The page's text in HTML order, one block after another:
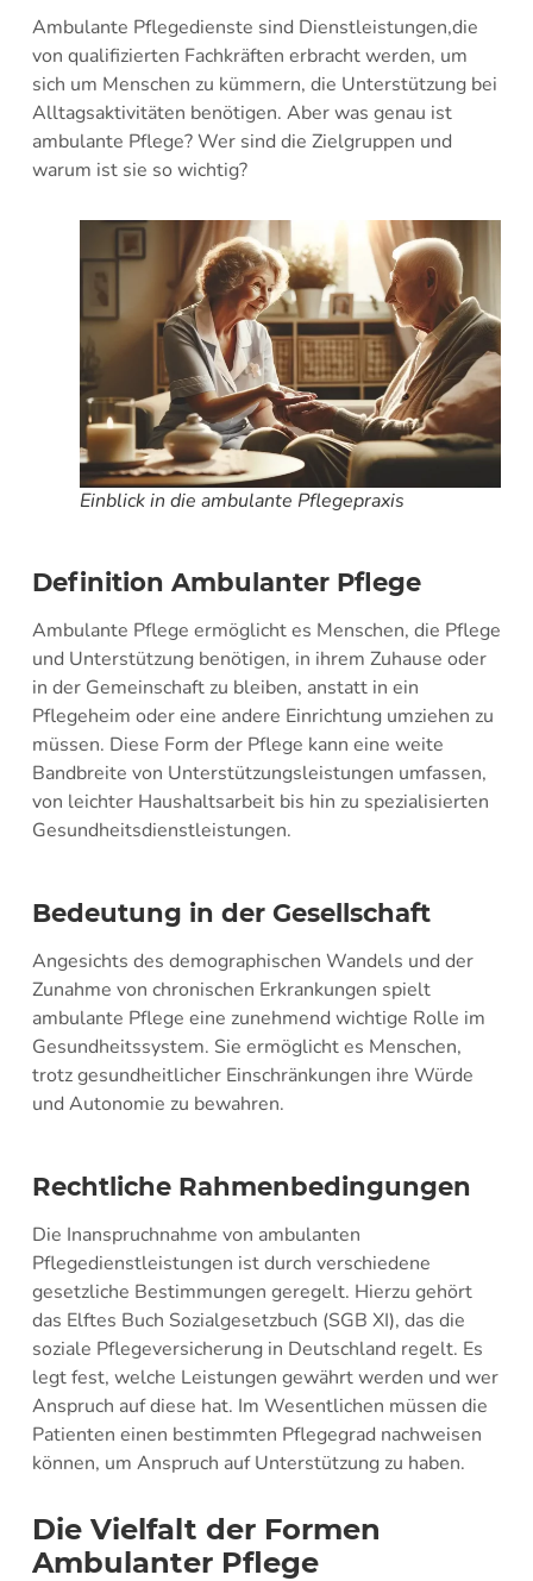
Ambulante Pflegedienste sind Dienstleistungen,die
von qualifizierten Fachkräften erbracht werden, um
sich um Menschen zu kümmern, die Unterstützung bei
Alltagsaktivitäten benötigen. Aber was genau ist
ambulante Pflege? Wer sind die Zielgruppen und
warum ist sie so wichtig?
Einblick in die ambulante Pflegepraxis
Definition Ambulanter Pflege
Ambulante Pflege ermöglicht es Menschen, die Pflege
und Unterstützung benötigen, in ihrem Zuhause oder
in der Gemeinschaft zu bleiben, anstatt in ein
Pflegeheim oder eine andere Einrichtung umziehen zu
müssen. Diese Form der Pflege kann eine weite
Bandbreite von Unterstützungsleistungen umfassen,
von leichter Haushaltsarbeit bis hin zu spezialisierten
Gesundheitsdienstleistungen.
Bedeutung in der Gesellschaft
Angesichts des demographischen Wandels und der
Zunahme von chronischen Erkrankungen spielt
ambulante Pflege eine zunehmend wichtige Rolle im
Gesundheitssystem. Sie ermöglicht es Menschen,
trotz gesundheitlicher Einschränkungen ihre Würde
und Autonomie zu bewahren.
Rechtliche Rahmenbedingungen
Die Inanspruchnahme von ambulanten
Pflegedienstleistungen ist durch verschiedene
gesetzliche Bestimmungen geregelt. Hierzu gehört
das Elftes Buch Sozialgesetzbuch (SGB XI), das die
soziale Pflegeversicherung in Deutschland regelt. Es
legt fest, welche Leistungen gewährt werden und wer
Anspruch auf diese hat. Im Wesentlichen müssen die
Patienten einen bestimmten Pflegegrad nachweisen
können, um Anspruch auf Unterstützung zu haben.
Die Vielfalt der Formen
Ambulanter Pflege